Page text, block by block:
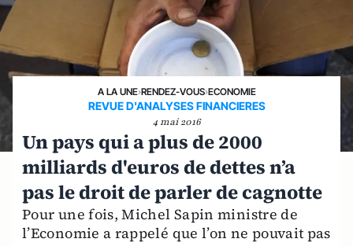
A LA UNE›RENDEZ-VOUS›ECONOMIE
REVUE D'ANALYSES FINANCIERES
4 mai 2016
Un pays qui a plus de 2000
milliards d'euros de dettes n’a
pas le droit de parler de cagnotte
Pour une fois, Michel Sapin ministre de
l’Economie a rappelé que l’on ne pouvait pas